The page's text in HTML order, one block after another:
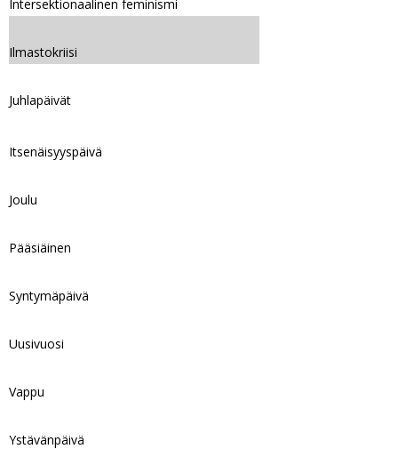
Intersektionaalinen feminismi
Ilmastokriisi
Juhlapäivät
Itsenäisyyspäivä
Joulu
Pääsiäinen
Syntymäpäivä
Uusivuosi
Vappu
Ystävänpäivä